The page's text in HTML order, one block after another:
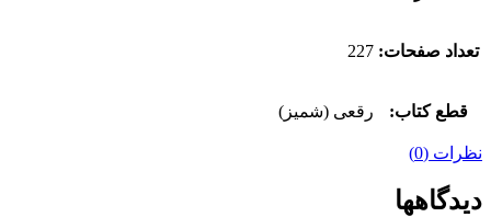
تعداد صفحات: 227
قطع کتاب: رقعی (شمیز)
نظرات (0)
دیدگاهها